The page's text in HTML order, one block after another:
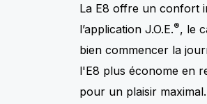
La E8 offre un confort
l’application J.O.E.®, le
bien commencer la
l'E8 plus économe en
pour un plaisir